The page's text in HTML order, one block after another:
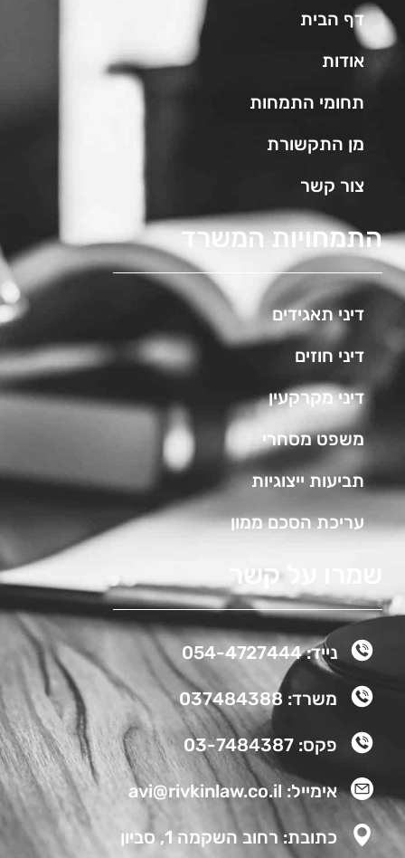
דף הבית
אודות
תחומי התמחות
מן התקשורת
צור קשר
התמחויות המשרד
דיני תאגידים
דיני חוזים
דיני מקרקעין
משפט מסחרי
תביעות ייצוגיות
עריכת הסכם ממון
שמרו על קשר
נייד: 054-4727444
משרד: 037484388
פקס: 03-7484387
אימייל: avi@rivkinlaw.co.il
כתובת: רחוב השקמה 1, סביון